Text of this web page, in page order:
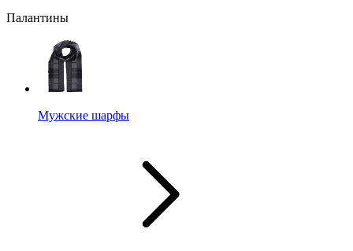
Палантины
Мужские шарфы